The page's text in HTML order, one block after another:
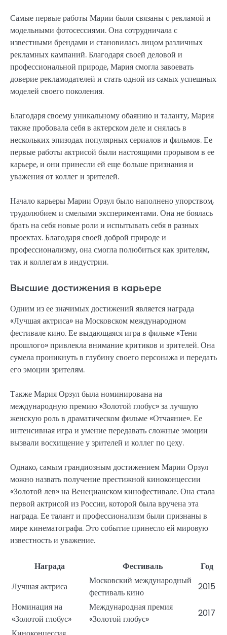
Самые первые работы Марии были связаны с рекламой и
модельными фотосессиями. Она сотрудничала с
известными брендами и становилась лицом различных
рекламных кампаний. Благодаря своей деловой и
профессиональной природе, Мария смогла завоевать
доверие рекламодателей и стать одной из самых успешных
моделей своего поколения.
Благодаря своему уникальному обаянию и таланту, Мария
также пробовала себя в актерском деле и снялась в
нескольких эпизодах популярных сериалов и фильмов. Ее
первые работы актрисой были настоящими прорывом в ее
карьере, и они принесли ей еще больше признания и
уважения от коллег и зрителей.
Начало карьеры Марии Орзул было наполнено упорством,
трудолюбием и смелыми экспериментами. Она не боялась
брать на себя новые роли и испытывать себя в разных
проектах. Благодаря своей доброй природе и
профессионализму, она смогла полюбиться как зрителям,
так и коллегам в индустрии.
Высшие достижения в карьере
Одним из ее значимых достижений является награда
«Лучшая актриса» на Московском международном
фестивале кино. Ее выдающаяся игра в фильме «Тени
прошлого» привлекла внимание критиков и зрителей. Она
сумела проникнуть в глубину своего персонажа и передать
его эмоции зрителям.
Также Мария Орзул была номинирована на
международную премию «Золотой глобус» за лучшую
женскую роль в драматическом фильме «Отчаяние». Ее
интенсивная игра и умение передавать сложные эмоции
вызвали восхищение у зрителей и коллег по цеху.
Однако, самым грандиозным достижением Марии Орзул
можно назвать получение престижной киноконцессии
«Золотой лев» на Венецианском кинофестивале. Она стала
первой актрисой из России, которой была вручена эта
награда. Ее талант и профессионализм были признаны в
мире кинематографа. Это событие принесло ей мировую
известность и уважение.
Награда Фестиваль
Год
Лучшая актриса
Московский международный
фестиваль кино
2015
Номинация на
«Золотой глобус»
Международная премия
«Золотой глобус»
2017